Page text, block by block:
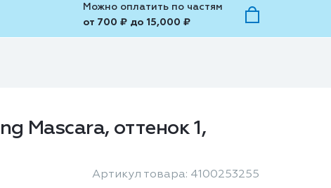
Можно оплатить по частям
от 700 ₽ до 15,000 ₽
Mascara, оттенок 1,
Артикул товара: 4100253255